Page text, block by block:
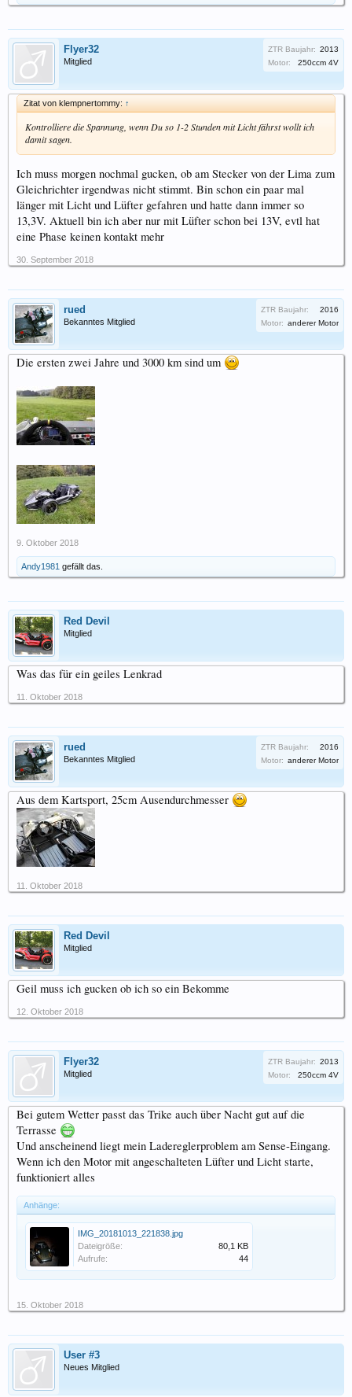
Flyer32
Mitglied
ZTR Baujahr: 2013
Motor:
250ccm 4V
Zitat von klempnertommy: ↑
Kontrolliere die Spannung, wenn Du so 1-2 Stunden mit Licht fährst wollt ich
damit sagen.
Ich muss morgen nochmal gucken, ob am Stecker von der Lima zum
Gleichrichter irgendwas nicht stimmt. Bin schon ein paar mal
länger mit Licht und Lüfter gefahren und hatte dann immer so
13,3V. Aktuell bin ich aber nur mit Lüfter schon bei 13V, evtl hat
eine Phase keinen kontakt mehr
30. September 2018
rued
Bekanntes Mitglied
ZTR Baujahr:
2016
Motor: anderer Motor
Die ersten zwei Jahre und 3000 km sind um
9. Oktober 2018
Andy1981 gefällt das.
Red Devil
Mitglied
Was das für ein geiles Lenkrad
11. Oktober 2018
rued
Bekanntes Mitglied
ZTR Baujahr:
2016
Motor: anderer Motor
Aus dem Kartsport, 25cm Ausendurchmesser
11. Oktober 2018
Red Devil
Mitglied
Geil muss ich gucken ob ich so ein Bekomme
12. Oktober 2018
Flyer32
Mitglied
ZTR Baujahr: 2013
Motor:
250ccm 4V
Bei gutem Wetter passt das Trike auch über Nacht gut auf die
Terrasse
Und anscheinend liegt mein Ladereglerproblem am Sense-Eingang.
Wenn ich den Motor mit angeschalteten Lüfter und Licht starte,
funktioniert alles
Anhänge:
IMG_20181013_221838.jpg
Dateigröße:
80,1 KB
Aufrufe:
44
15. Oktober 2018
User #3
Neues Mitglied